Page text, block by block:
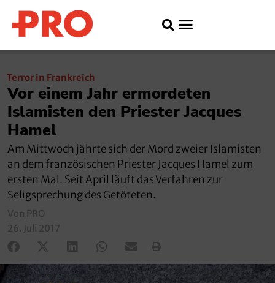
Terror in Frankreich
Vor einem Jahr ermordeten
Islamisten den Priester Jacques
Hamel
Am Mittwoch jährte sich der Mord zweier Islamisten
an dem französischen Priester Jacques Hamel zum
ersten Mal. Seit April läuft das Verfahren zur
Seligsprechung des Getöteten.
Von PRO
26. Juli 2017